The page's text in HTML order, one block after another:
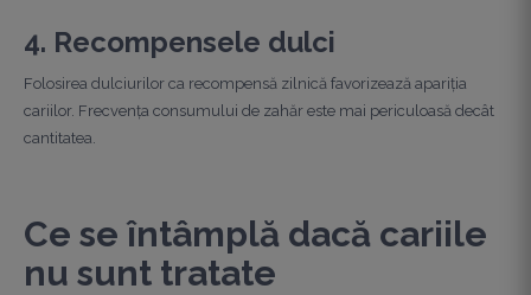
4. Recompensele dulci
Folosirea dulciurilor ca recompensă zilnică favorizează apariția
cariilor. Frecvența consumului de zahăr este mai periculoasă decât
cantitatea.
Ce se întâmplă dacă cariile
nu sunt tratate